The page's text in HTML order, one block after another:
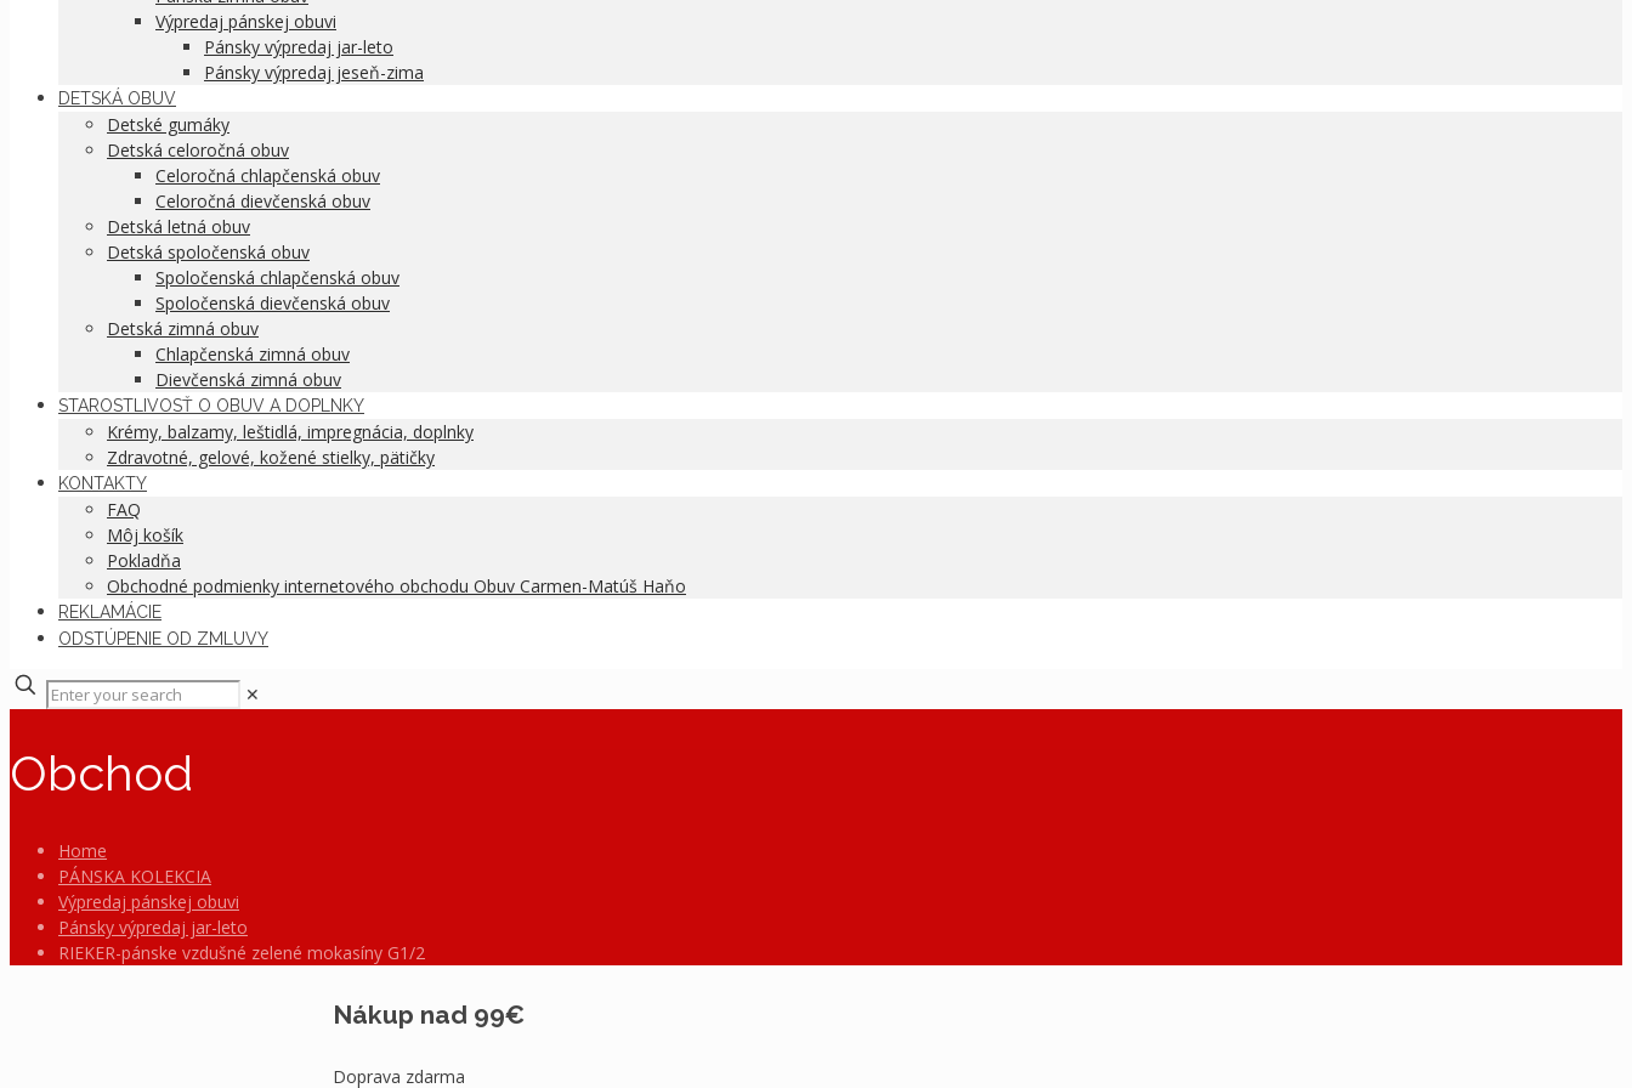
Výpredaj pánskej obuvi
Pánsky výpredaj jar-leto
Pánsky výpredaj jeseň-zima
DETSKÁ OBUV
Detské gumáky
Detská celoročná obuv
Celoročná chlapčenská obuv
Celoročná dievčenská obuv
Detská letná obuv
Detská spoločenská obuv
Spoločenská chlapčenská obuv
Spoločenská dievčenská obuv
Detská zimná obuv
Chlapčenská zimná obuv
Dievčenská zimná obuv
STAROSTLIVOSŤ O OBUV A DOPLNKY
Krémy, balzamy, leštidlá, impregnácia, doplnky
Zdravotné, gelové, kožené stielky, pätičky
KONTAKTY
FAQ
Môj košík
Pokladňa
Obchodné podmienky internetového obchodu Obuv Carmen-Matúš Haňo
REKLAMÁCIE
ODSTÚPENIE OD ZMLUVY
✕
Obchod
Home
PÁNSKA KOLEKCIA
Výpredaj pánskej obuvi
Pánsky výpredaj jar-leto
RIEKER-pánske vzdušné zelené mokasíny G1/2
Nákup nad 99€
Doprava zdarma